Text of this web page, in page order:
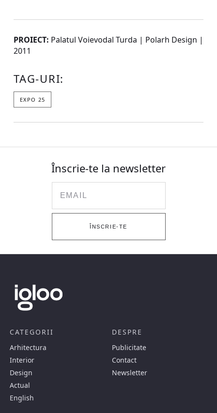
PROIECT: Palatul Voievodal Turda | Polarh Design |
2011
TAG-URI:
EXPO 25
Înscrie-te la newsletter
ÎNSCRIE-TE
CATEGORII
Arhitectura
Interior
Design
Actual
English
DESPRE
Publicitate
Contact
Newsletter